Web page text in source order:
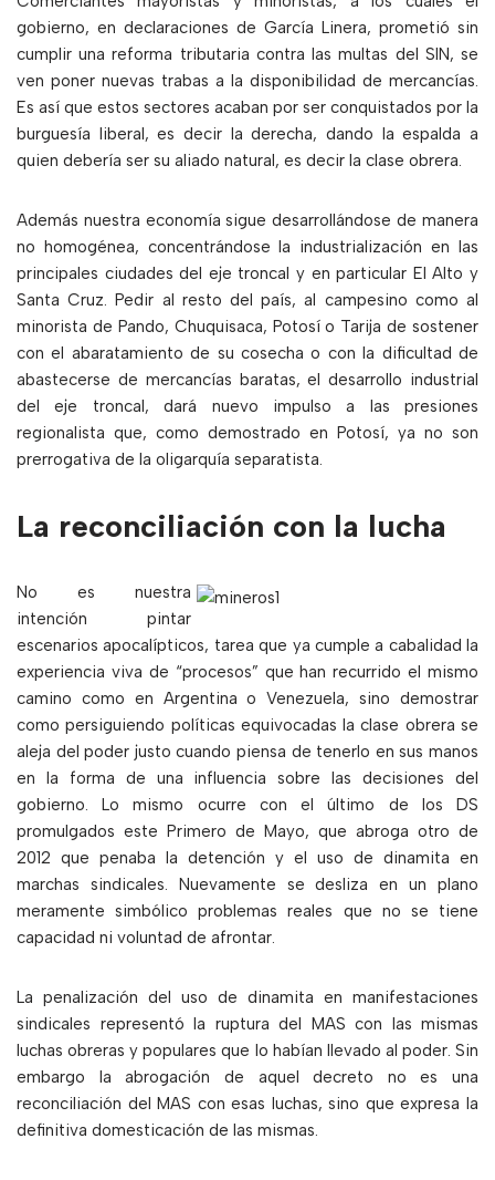
gobierno, en declaraciones de García Linera, prometió sin
cumplir una reforma tributaria contra las multas del SIN, se
ven poner nuevas trabas a la disponibilidad de mercancías.
Es así que estos sectores acaban por ser conquistados por la
burguesía liberal, es decir la derecha, dando la espalda a
quien debería ser su aliado natural, es decir la clase obrera.
Además nuestra economía sigue desarrollándose de manera
no homogénea, concentrándose la industrialización en las
principales ciudades del eje troncal y en particular El Alto y
Santa Cruz. Pedir al resto del país, al campesino como al
minorista de Pando, Chuquisaca, Potosí o Tarija de sostener
con el abaratamiento de su cosecha o con la dificultad de
abastecerse de mercancías baratas, el desarrollo industrial
del eje troncal, dará nuevo impulso a las presiones
regionalista que, como demostrado en Potosí, ya no son
prerrogativa de la oligarquía separatista.
La reconciliación con la lucha
No es nuestra
intención pintar
escenarios apocalípticos, tarea que ya cumple a cabalidad la
experiencia viva de “procesos” que han recurrido el mismo
camino como en Argentina o Venezuela, sino demostrar
como persiguiendo políticas equivocadas la clase obrera se
aleja del poder justo cuando piensa de tenerlo en sus manos
en la forma de una influencia sobre las decisiones del
gobierno. Lo mismo ocurre con el último de los DS
promulgados este Primero de Mayo, que abroga otro de
2012 que penaba la detención y el uso de dinamita en
marchas sindicales. Nuevamente se desliza en un plano
meramente simbólico problemas reales que no se tiene
capacidad ni voluntad de afrontar.
La penalización del uso de dinamita en manifestaciones
sindicales representó la ruptura del MAS con las mismas
luchas obreras y populares que lo habían llevado al poder. Sin
embargo la abrogación de aquel decreto no es una
reconciliación del MAS con esas luchas, sino que expresa la
definitiva domesticación de las mismas.